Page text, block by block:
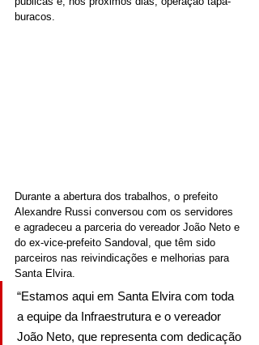
buracos.
Durante a abertura dos trabalhos, o prefeito
Alexandre Russi conversou com os servidores
e agradeceu a parceria do vereador João Neto e
do ex-vice-prefeito Sandoval, que têm sido
parceiros nas reivindicações e melhorias para
Santa Elvira.
“Estamos aqui em Santa Elvira com toda
a equipe da Infraestrutura e o vereador
João Neto, que representa com dedicação